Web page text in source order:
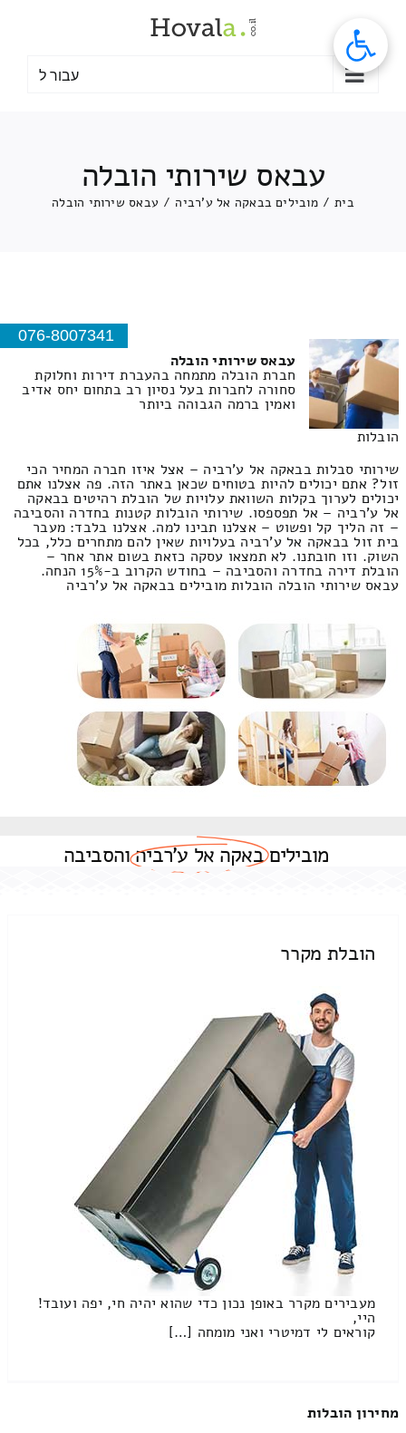
עבור ל
עבאס שירותי הובלה
בית / מובילים בבאקה אל ע'רביה / עבאס שירותי הובלה
076-8007341
עבאס שירותי הובלה
חברת הובלה מתמחה בהעברת דירות וחלוקת
סחורה לחברות בעל נסיון רב בתחום יחס אדיב
ואמין ברמה הגבוהה ביותר
הובלות
שירותי סבלות בבאקה אל ע'רביה – אצל איזו חברה המחיר הכי
זול? אתם יכולים להיות בטוחים שכאן באתר הזה. פה אצלנו אתם
יכולים לערוך בקלות השוואת עלויות של הובלת רהיטים בבאקה
אל ע'רביה – אל תפספסו. שירותי הובלות קטנות בחדרה והסביבה
– זה הליך קל ופשוט – אצלנו תבינו למה. אצלנו בלבד: מעבר
בית זול בבאקה אל ע'רביה בעלויות שאין להם מתחרים כלל, בכל
השוק. וזו חובתנו. לא תמצאו עסקה כזאת בשום אתר אחר –
הובלת דירה בחדרה והסביבה – בחודש הקרוב ב-15% הנחה.
עבאס שירותי הובלה הובלות מובילים בבאקה אל ע'רביה
מוביליםבאקה אל ע'רביהוהסביבה
הובלת מקרר
מעבירים מקרר באופן נכון כדי שהוא יהיה חי, יפה ועובד!
היי,
קוראים לי דמיטרי ואני מומחה […]
מחירון הובלות